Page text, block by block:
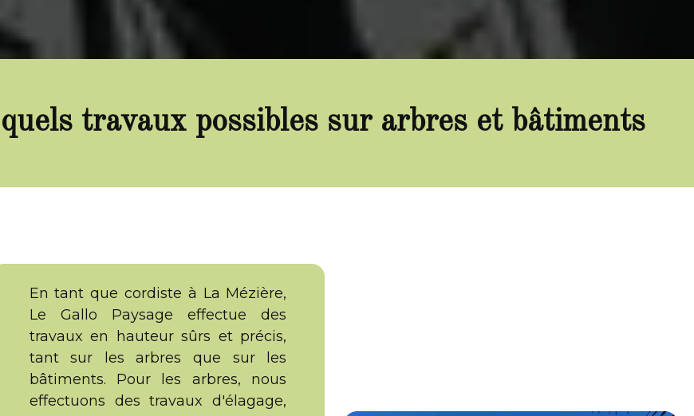
travaux possibles sur arbres et bâtiments
En tant que cordiste à La Mézière,
Le Gallo Paysage effectue des
travaux en hauteur sûrs et précis,
tant sur les arbres que sur les
bâtiments. Pour les arbres, nous
effectuons des travaux d'élagage,